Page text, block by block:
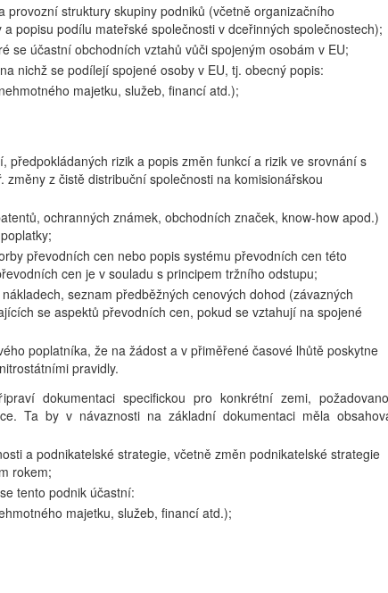
provozní struktury skupiny podniků (včetně organizačního
popisu podílu mateřské společnosti v dceřinných společnostech);
se účastní obchodních vztahů vůči spojeným osobám v EU;
nichž se podílejí spojené osoby v EU, tj. obecný popis:
majetku, služeb, financí atd.);
předpokládaných rizik a popis změn funkcí a rizik ve srovnání s
z čistě distribuční společnosti na komisionářskou
ochranných známek, obchodních značek, know-how apod.)
převodních cen nebo popis systému převodních cen této
cen je v souladu s principem tržního odstupu;
seznam předběžných cenových dohod (závazných
se aspektů převodních cen, pokud se vztahují na spojené
poplatníka, že na žádost a v přiměřené časové lhůtě poskytne
pravidly.
dokumentaci specifickou pro konkrétní zemi,
Ta by v návaznosti na základní dokumentaci měla
a podnikatelské strategie, včetně změn podnikatelské strategie
rokem;
tento podnik účastní:
majetku, služeb, financí atd.);